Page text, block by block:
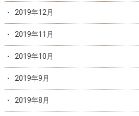
2019年12月
2019年11月
2019年10月
2019年9月
2019年8月